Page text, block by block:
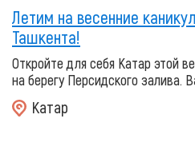
Летим на весенние
Ташкента!
Откройте для себя Катар этой
на берегу Персидского залива.
Катар